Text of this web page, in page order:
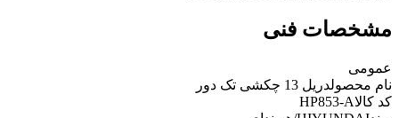
مشخصات فنی
عمومی
نام محصولدریل 13 چکشی تک دور
کد کالاHP853-A